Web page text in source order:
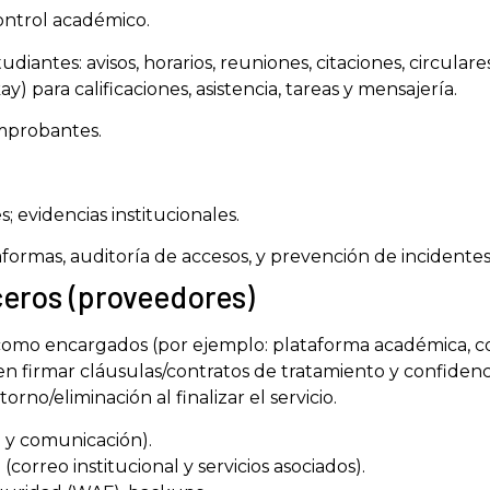
académico.
avisos, horarios, reuniones, citaciones,
para calificaciones, asistencia, tareas y mensajería.
evidencias institucionales.
auditoría de accesos, y prevención de
(proveedores)
encargados (por ejemplo: plataforma académica,
firmar cláusulas/contratos de tratamiento y
eliminación al finalizar el servicio.
comunicación).
institucional y servicios asociados).